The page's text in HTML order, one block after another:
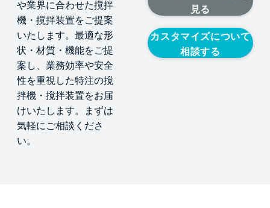
や業界に合わせた撹拌
機・撹拌装置をご提案
いたします。最適な形
状・材質・機能をご提
案し、業務効率や安全
性を重視した特注の撹
拌機・撹拌装置をお届
けいたします。まずは
気軽にご相談くださ
い。
見る
カスタマイズについて
相談する